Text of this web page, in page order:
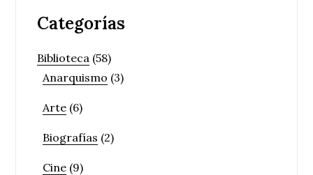
Categorías
Biblioteca (58)
Anarquismo (3)
Arte (6)
Biografías (2)
Cine (9)